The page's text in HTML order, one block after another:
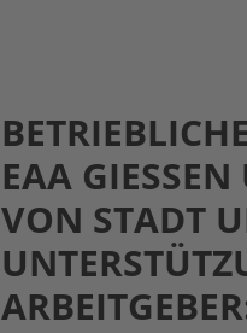
EAA GIESSEN
ON STADT